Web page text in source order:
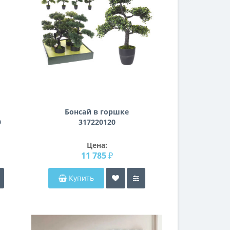
Бонсай в горшке
317220120
Цена:
11 785 ₽
Купить